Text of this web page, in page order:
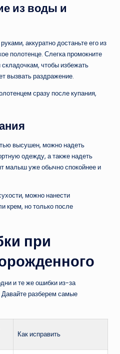
из воды и
аккуратно достаньте его из
полотенце. Слегка промокните
чтобы избежать
вызвать раздражение.
сразу после купания,
высушен, можно надеть
одежду, а также надеть
малыш уже обычно спокойнее и
можно нанести
крем, но только после
при
и те же ошибки из-за
Давайте разберем самые
Как исправить